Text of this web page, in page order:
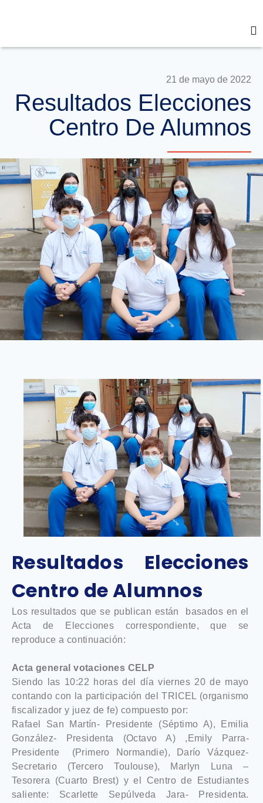
21 de mayo de 2022
Resultados Elecciones
Centro De Alumnos
Resultados Elecciones
Centro de Alumnos
Los resultados que se publican están basados en el
Acta de Elecciones correspondiente, que se
reproduce a continuación:
Acta general votaciones CELP
Siendo las 10:22 horas del día viernes 20 de mayo
contando con la participación del TRICEL (organismo
fiscalizador y juez de fe) compuesto por:
Rafael San Martín- Presidente (Séptimo A), Emilia
González- Presidenta (Octavo A) ,Emily Parra-
Presidente (Primero Normandie), Darío Vázquez-
Secretario (Tercero Toulouse), Marlyn Luna –
Tesorera (Cuarto Brest) y el Centro de Estudiantes
saliente: Scarlette Sepúlveda Jara- Presidenta.